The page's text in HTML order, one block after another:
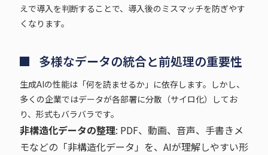
えで導入を判断することで、導入後のミスマッチを防ぎやす
くなります。
多様なデータの統合と前処理の重要性
生成AIの性能は「何を読ませるか」に依存します。しかし、
多くの企業ではデータが各部署に分散（サイロ化）してお
り、形式もバラバラです。
非構造化データの整理: PDF、動画、音声、手書きメ
モなどの「非構造化データ」を、AIが理解しやすい形